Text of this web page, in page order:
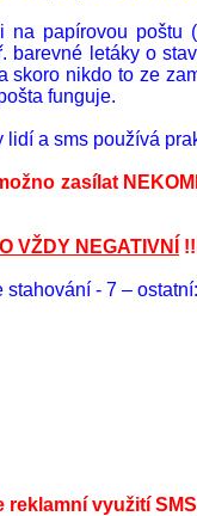
na papírovou poštu
letáky o
nikdo to ze
funguje.
lidí a sms používá
zasílat
VŽDY NEGATIVNÍ
stahování - 7 – ostatní:
využití